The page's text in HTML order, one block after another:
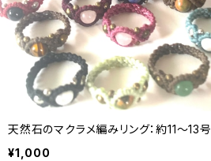
天然石のマクラメ編みリング：約11～13号
¥1,000